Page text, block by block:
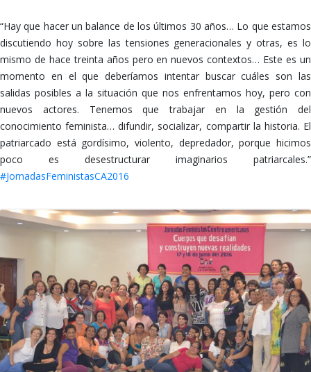
“Hay que hacer un balance de los últimos 30 años… Lo que estamos
discutiendo hoy sobre las tensiones generacionales y otras, es lo
mismo de hace treinta años pero en nuevos contextos… Este es un
momento en el que deberíamos intentar buscar cuáles son las
salidas posibles a la situación que nos enfrentamos hoy, pero con
nuevos actores. Tenemos que trabajar en la gestión del
conocimiento feminista… difundir, socializar, compartir la historia. El
patriarcado está gordísimo, violento, depredador, porque hicimos
poco es desestructurar imaginarios patriarcales.”
‪#‎JornadasFeministasCA2016